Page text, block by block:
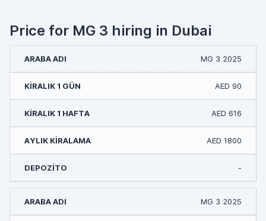
Price for MG 3 hiring in Dubai
MG 3 2025
AED 90
AED 616
AED 1800
-
MG 3 2025